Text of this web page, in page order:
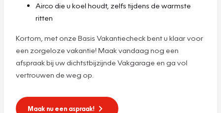
Airco die u koel houdt, zelfs tijdens de warmste
ritten
Kortom, met onze Basis Vakantiecheck bent u klaar voor
een zorgeloze vakantie! Maak vandaag nog een
afspraak bij uw dichtstbijzijnde Vakgarage en ga vol
vertrouwen de weg op.
Maak nu een aspraak!